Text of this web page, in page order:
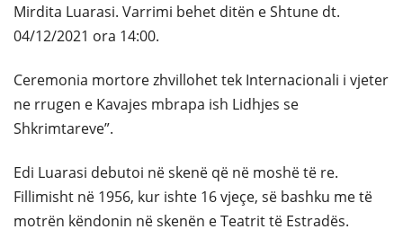
Mirdita Luarasi. Varrimi behet ditën e Shtune dt.
04/12/2021 ora 14:00.
Ceremonia mortore zhvillohet tek Internacionali i vjeter
ne rrugen e Kavajes mbrapa ish Lidhjes se
Shkrimtareve”.
Edi Luarasi debutoi në skenë që në moshë të re.
Fillimisht në 1956, kur ishte 16 vjeçe, së bashku me të
motrën këndonin në skenën e Teatrit të Estradës.